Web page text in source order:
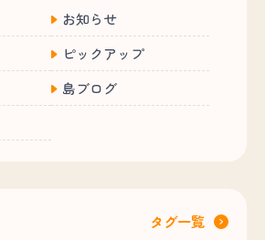
お知らせ
ピックアップ
島ブログ
タグ一覧